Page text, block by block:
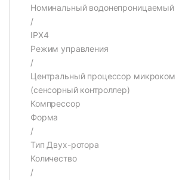
Номинальный водонепроницаемый
/
IPX4
Режим управления
/
Центральный процессор
(сенсорный контроллер)
Компрессор
Форма
/
Тип Двух-ротора
Количество
/